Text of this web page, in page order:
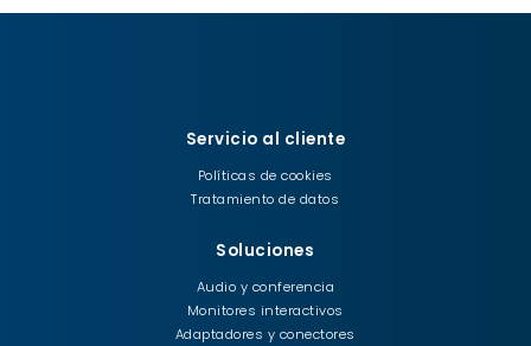
Servicio al cliente
Políticas de cookies
Tratamiento de datos
Soluciones
Audio y conferencia
Monitores interactivos
Adaptadores y conectores